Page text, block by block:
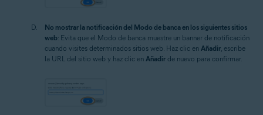
No mostrar la notificación del Modo de banca en los siguientes sitios
web: Evita que el Modo de banca muestre un banner de notificación
cuando visites determinados sitios web. Haz clic en Añadir, escribe
la URL del sitio web y haz clic en Añadir de nuevo para confirmar.